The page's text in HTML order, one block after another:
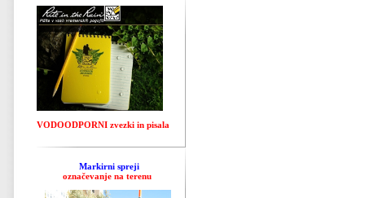
VODOODPORNI zvezki in pisala
Markirni spreji
označevanje na terenu